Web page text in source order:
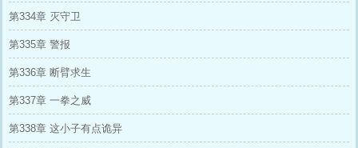
第334章 灭守卫
第335章 警报
第336章 断臂求生
第337章 一拳之威
第338章 这小子有点诡异